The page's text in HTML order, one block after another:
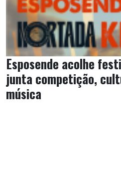
Esposende acolhe
junta competição,
música